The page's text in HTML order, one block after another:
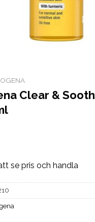
Clear &
se pris och handla